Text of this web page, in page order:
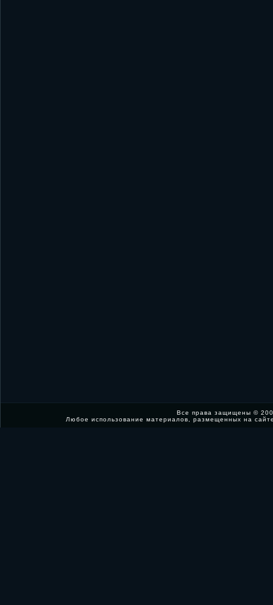
Все права защищены ©
Любое использование материалов, размещенных на